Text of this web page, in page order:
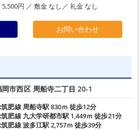
円 ／ 敷金 なし／ 礼金 なし
お問い合わせ
岡市西区 周船寺二丁目 20-1
筑肥線 周船寺駅830ｍ 徒歩12分
筑肥線 九大学研都市駅 1,449ｍ 徒歩21分
筑肥線波多江駅2,757ｍ 徒歩39分